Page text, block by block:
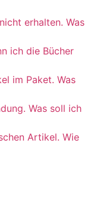
erhalten. Was
ich die Bücher
im Paket. Was
Was soll ich
Artikel. Wie